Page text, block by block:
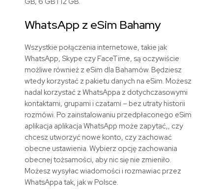
WhatsApp z eSim Bahamy
Wszystkie połączenia internetowe, takie jak
WhatsApp, Skype czy FaceTime, są oczywiście
możliwe również z eSim dla Bahamów. Będziesz
wtedy korzystać z pakietu danych na eSim. Możesz
nadal korzystać z WhatsAppa z dotychczasowymi
kontaktami, grupami i czatami – bez utraty historii
rozmówi. Po zainstalowaniu przedpłaconego eSim
aplikacja aplikacja WhatsApp może zapytać,, czy
chcesz utworzyć nowe konto, czy zachować
obecne ustawienia. Wybierz opcję zachowania
obecnej tożsamości, aby nic się nie zmieniło.
Możesz wysyłac wiadomości i rozmawiac przez
WhatsAppa tak, jak w Polsce.